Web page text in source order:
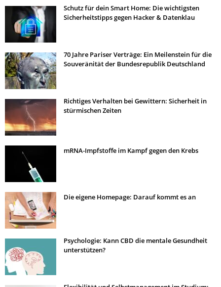
Schutz für dein Smart Home: Die wichtigsten
Sicherheitstipps gegen Hacker & Datenklau
70 Jahre Pariser Verträge: Ein Meilenstein für die
Souveränität der Bundesrepublik Deutschland
Richtiges Verhalten bei Gewittern: Sicherheit in
stürmischen Zeiten
mRNA-Impfstoffe im Kampf gegen den Krebs
Die eigene Homepage: Darauf kommt es an
Psychologie: Kann CBD die mentale Gesundheit
unterstützen?